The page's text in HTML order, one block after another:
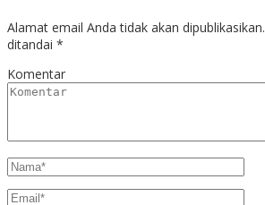
Alamat email Anda tidak akan dipublikasikan.
ditandai *
Komentar